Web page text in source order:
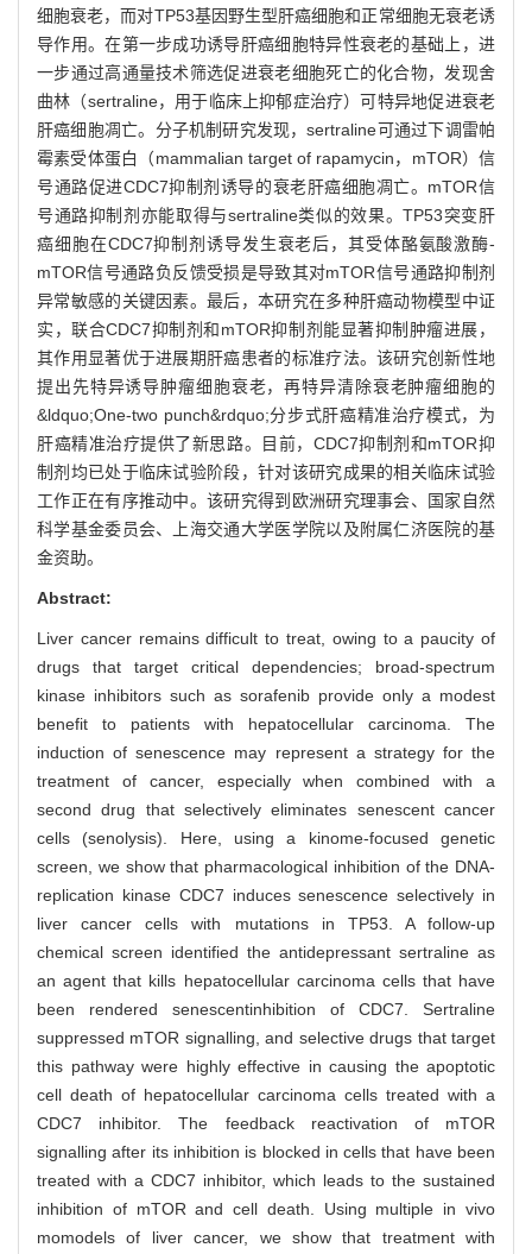
细胞衰老，而对TP53基因野生型肝癌细胞和正常细胞无衰老诱
导作用。在第一步成功诱导肝癌细胞特异性衰老的基础上，进
一步通过高通量技术筛选促进衰老细胞死亡的化合物，发现舍
曲林（sertraline，用于临床上抑郁症治疗）可特异地促进衰老
肝癌细胞凋亡。分子机制研究发现，sertraline可通过下调雷帕
霉素受体蛋白（mammalian target of rapamycin，mTOR）信
号通路促进CDC7抑制剂诱导的衰老肝癌细胞凋亡。mTOR信
号通路抑制剂亦能取得与sertraline类似的效果。TP53突变肝
癌细胞在CDC7抑制剂诱导发生衰老后，其受体酪氨酸激酶-
mTOR信号通路负反馈受损是导致其对mTOR信号通路抑制剂
异常敏感的关键因素。最后，本研究在多种肝癌动物模型中证
实，联合CDC7抑制剂和mTOR抑制剂能显著抑制肿瘤进展，
其作用显著优于进展期肝癌患者的标准疗法。该研究创新性地
提出先特异诱导肿瘤细胞衰老，再特异清除衰老肿瘤细胞的
&ldquo;One-two punch&rdquo;分步式肝癌精准治疗模式，为
肝癌精准治疗提供了新思路。目前，CDC7抑制剂和mTOR抑
制剂均已处于临床试验阶段，针对该研究成果的相关临床试验
工作正在有序推动中。该研究得到欧洲研究理事会、国家自然
科学基金委员会、上海交通大学医学院以及附属仁济医院的基
金资助。
Abstract:
Liver cancer remains difficult to treat, owing to a paucity of
drugs that target critical dependencies; broad-spectrum
kinase inhibitors such as sorafenib provide only a modest
benefit to patients with hepatocellular carcinoma. The
induction of senescence may represent a strategy for the
treatment of cancer, especially when combined with a
second drug that selectively eliminates senescent cancer
cells (senolysis). Here, using a kinome-focused genetic
screen, we show that pharmacological inhibition of the DNA-
replication kinase CDC7 induces senescence selectively in
liver cancer cells with mutations in TP53. A follow-up
chemical screen identified the antidepressant sertraline as
an agent that kills hepatocellular carcinoma cells that have
been rendered senescentinhibition of CDC7. Sertraline
suppressed mTOR signalling, and selective drugs that target
this pathway were highly effective in causing the apoptotic
cell death of hepatocellular carcinoma cells treated with a
CDC7 inhibitor. The feedback reactivation of mTOR
signalling after its inhibition is blocked in cells that have been
treated with a CDC7 inhibitor, which leads to the sustained
inhibition of mTOR and cell death. Using multiple in vivo
momodels of liver cancer, we show that treatment with